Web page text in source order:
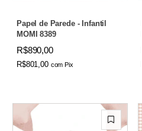
Papel de Parede - Infantil
MOMI 8389
R$890,00
R$801,00 com Pix